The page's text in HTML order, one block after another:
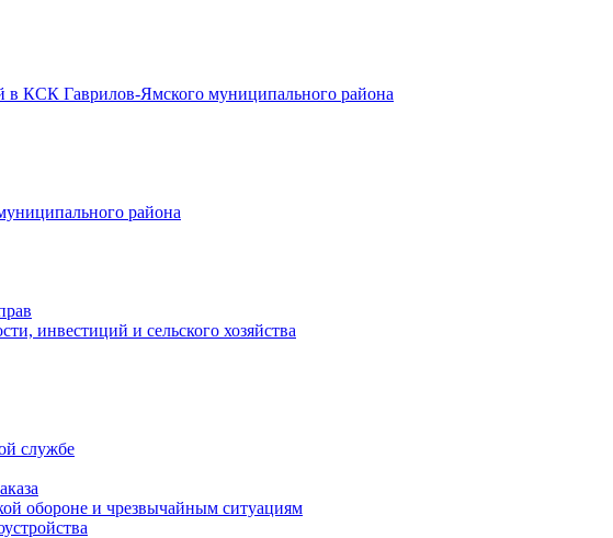
в КСК Гаврилов-Ямского муниципального района
района
инвестиций и сельского хозяйства
службе
обороне и чрезвычайным ситуациям